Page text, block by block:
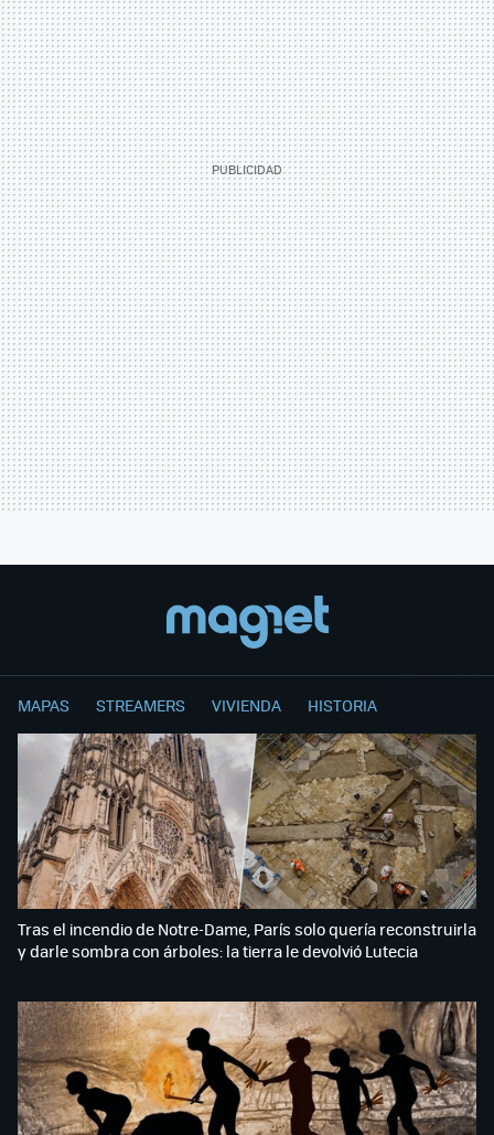
MAPAS STREAMERS VIVIENDA HISTORIA
Tras el incendio de Notre-Dame, París solo quería reconstruirla
y darle sombra con árboles: la tierra le devolvió Lutecia